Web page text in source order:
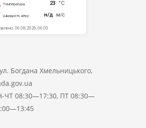
Богдана Хмельницького,
ЧТ 08:30—17:30, ПТ 08:30—